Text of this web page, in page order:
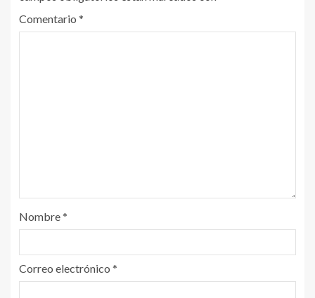
Comentario *
Nombre*
Correo electrónico *